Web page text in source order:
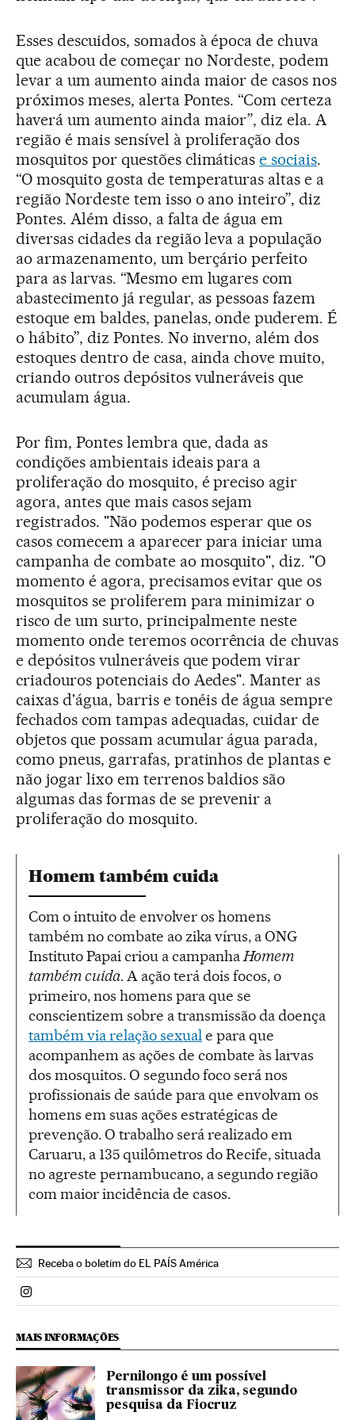
Esses descuidos, somados à época de chuva
que acabou de começar no Nordeste, podem
levar a um aumento ainda maior de casos nos
próximos meses, alerta Pontes. “Com certeza
haverá um aumento ainda maior”, diz ela. A
região é mais sensível à proliferação dos
mosquitos por questões climáticase sociais.
“O mosquito gosta de temperaturas altas e a
região Nordeste tem isso o ano inteiro”, diz
Pontes. Além disso, a falta de água em
diversas cidades da região leva a população
ao armazenamento, um berçário perfeito
para as larvas. “Mesmo em lugares com
abastecimento já regular, as pessoas fazem
estoque em baldes, panelas, onde puderem. É
o hábito”, diz Pontes. No inverno, além dos
estoques dentro de casa, ainda chove muito,
criando outros depósitos vulneráveis que
acumulam água.
Por fim, Pontes lembra que, dada as
condições ambientais ideais para a
proliferação do mosquito, é preciso agir
agora, antes que mais casos sejam
registrados. "Não podemos esperar que os
casos comecem a aparecer para iniciar uma
campanha de combate ao mosquito", diz. "O
momento é agora, precisamos evitar que os
mosquitos se proliferem para minimizar o
risco de um surto, principalmente neste
momento onde teremos ocorrência de chuvas
e depósitos vulneráveis que podem virar
criadouros potenciais do Aedes". Manter as
caixas d'água, barris e tonéis de água sempre
fechados com tampas adequadas, cuidar de
objetos que possam acumular água parada,
como pneus, garrafas, pratinhos de plantas e
não jogar lixo em terrenos baldios são
algumas das formas de se prevenir a
proliferação do mosquito.
Homem também cuida
Com o intuito de envolver os homens
também no combate ao zika vírus, a ONG
Instituto Papai criou a campanhaHomem
também cuida. A ação terá dois focos, o
primeiro, nos homens para que se
conscientizem sobre a transmissão da doença
também via relação sexuale para que
acompanhem as ações de combate às larvas
dos mosquitos. O segundo foco será nos
profissionais de saúde para que envolvam os
homens em suas ações estratégicas de
prevenção. O trabalho será realizado em
Caruaru, a 135 quilômetros do Recife, situada
no agreste pernambucano, a segundo região
com maior incidência de casos.
Receba o boletim do EL PAÍS América
Politica El País Brasil en Instagram
MAIS INFORMAÇÕES
Pernilongo é um possível
transmissor da zika, segundo
pesquisa da Fiocruz